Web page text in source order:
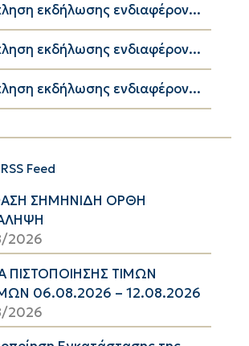
εκδήλωσης ενδιαφέρον...
εκδήλωσης ενδιαφέρον...
εκδήλωσης ενδιαφέρον...
Feed
ΣΗΜΗΝΙΔΗ ΟΡΘΗ
2026
ΠΙΣΤΟΠΟΙΗΣΗΣ ΤΙΜΩΝ
06.08.2026 – 12.08.2026
2026